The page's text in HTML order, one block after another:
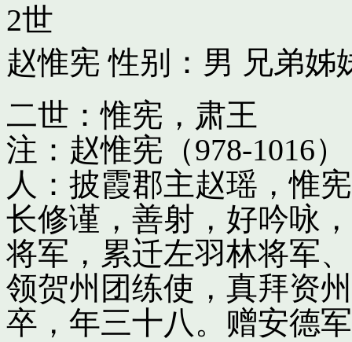
2世
赵惟宪 性别：男 兄弟姊
二世：惟宪，肃王
注：赵惟宪（978-1016
人：披霞郡主赵瑶，惟
长修谨，善射，好吟咏
将军，累迁左羽林将军
领贺州团练使，真拜资
卒，年三十八。赠安德